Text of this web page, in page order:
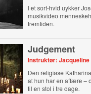
I et sort-hvid uykker
musikvideo
fremtiden.
Judgement
Instruktør: Jacqueline
Den religiøse
at hun har en affære –
til en stol i tre dage.